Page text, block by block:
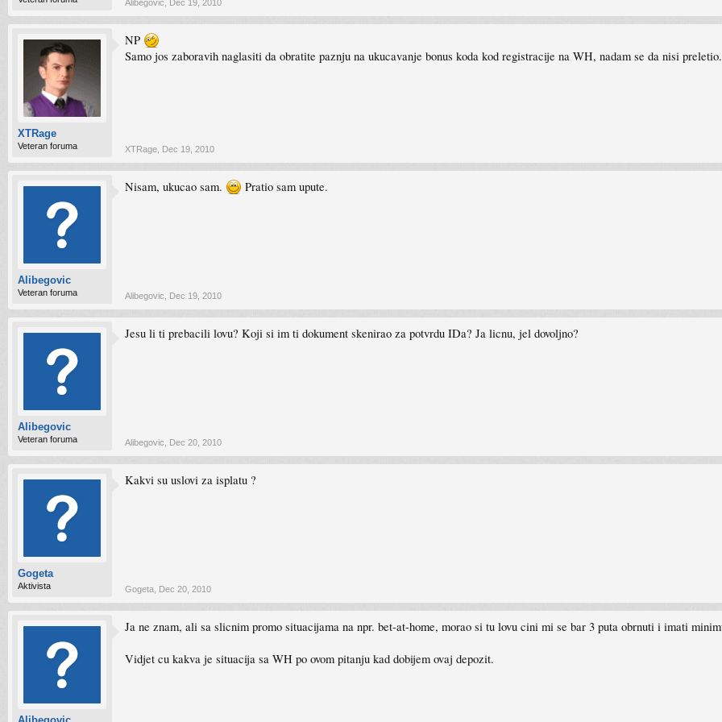
Alibegovic Dec 19, 2010
XTRage
Veteran foruma
NP
Samo jos zaboravih naglasiti da obratite paznju na ukucavanje bonus koda kod registracije na WH, nadam se da nisi
XTRage Dec 19, 2010
Alibegovic
Veteran foruma
Nisam, ukucao sam. Pratio sam upute.
Alibegovic Dec 19, 2010
Alibegovic
Veteran foruma
Jesu li ti prebacili lovu? Koji si im ti dokument skenirao za potvrdu IDa? Ja licnu, jel dovoljno?
Alibegovic Dec 20, 2010
Gogeta
Aktivista
Kakvi su uslovi za isplatu ?
Gogeta Dec 20, 2010
Ja ne znam, ali sa slicnim promo situacijama na npr. bet-at-home, morao si tu lovu cini mi se bar 3 puta obrnuti i imati
Vidjet cu kakva je situacija sa WH po ovom pitanju kad dobijem ovaj depozit.